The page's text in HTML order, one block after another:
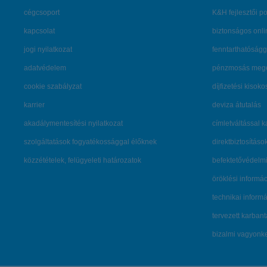
cégcsoport
kapcsolat
jogi nyilatkozat
adatvédelem
cookie szabályzat
karrier
akadálymentesítési nyilatkozat
szolgáltatások fogyatékossággal élőknek
közzétételek, felügyeleti határozatok
K&H fejlesztői
biztonságos
pénzmosás
díjfizetési
deviza átutalás
címletváltással
öröklési
technikai
tervezett
bizalmi